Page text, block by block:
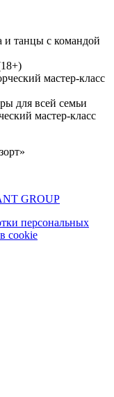
и танцы с командой
мастер-класс
для всей семьи
мастер-класс
GROUP
персональных
cookie